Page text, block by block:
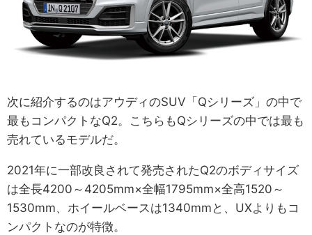
次に紹介するのはアウディのSUV「Qシリーズ」の中で
最もコンパクトなQ2。こちらもQシリーズの中では最も
売れているモデルだ。
2021年に一部改良されて発売されたQ2のボディサイズ
は全長4200～4205mm×全幅1795mm×全高1520～
1530mm、ホイールベースは1340mmと、UXよりもコ
ンパクトなのが特徴。